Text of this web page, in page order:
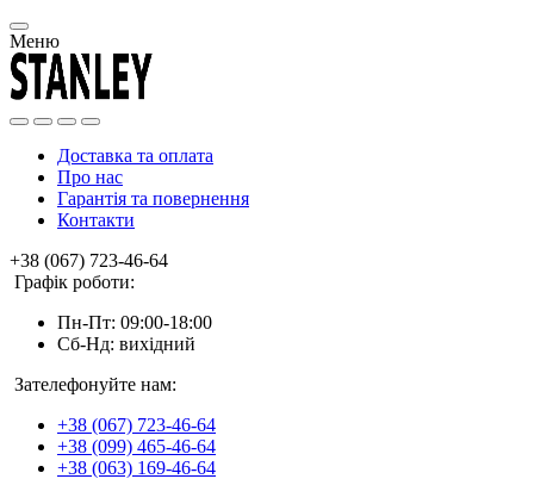
Меню
Доставка та оплата
Про нас
Гарантія та повернення
Контакти
+38 (067) 723-46-64
Графік роботи:
Пн-Пт: 09:00-18:00
Сб-Нд: вихідний
Зателефонуйте нам:
+38 (067) 723-46-64
+38 (099) 465-46-64
+38 (063) 169-46-64